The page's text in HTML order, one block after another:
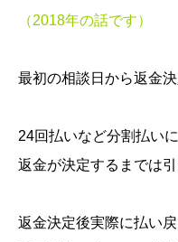
（2018年の話です）
最初の相談日から返金
24回払いなど分割払い
返金が決定するまでは
返金決定後実際に払い